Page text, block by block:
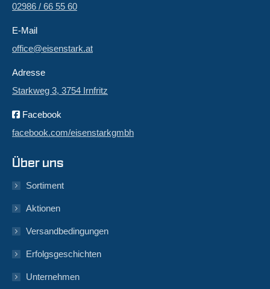
02986 / 66 55 60
E-Mail
office@eisenstark.at
Adresse
Starkweg 3, 3754 Irnfritz
Facebook
facebook.com/eisenstarkgmbh
Über uns
Sortiment
Aktionen
Versandbedingungen
Erfolgsgeschichten
Unternehmen